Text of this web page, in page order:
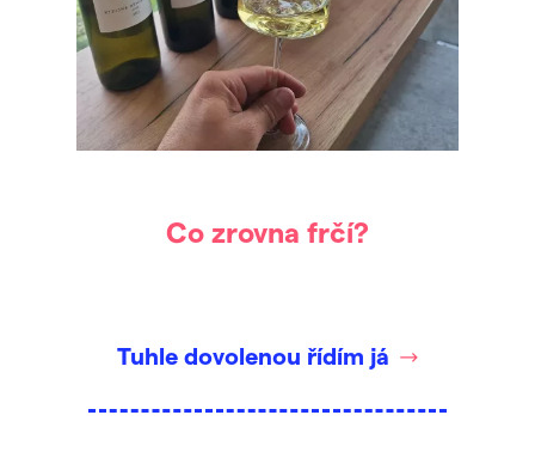
Co zrovna frčí?
Tuhle dovolenou řídím já